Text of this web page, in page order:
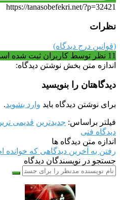
https://tanasobefekri.net/?p=32421
نظرات
(قوانین درج دیدگاه)
11 نظر توسط کاربران ثبت شده
اندازه متن بخش نوشتن دیدگاه:
دیدگاهتان را بنویسید
برای نوشتن دیدگاه باید وارد بشوید.
فیلتر براساس: جدیدترین قدیمی
دیدگاه فنی
اندازه متن دیدگاه ها
رفتن به آخرین دیدگاهی که خوانده
جستجو در نویسندگان دیدگاه